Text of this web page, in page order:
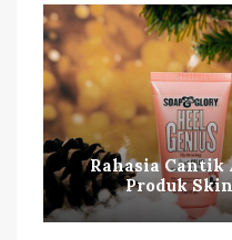
Rahasia Cantik
Produk